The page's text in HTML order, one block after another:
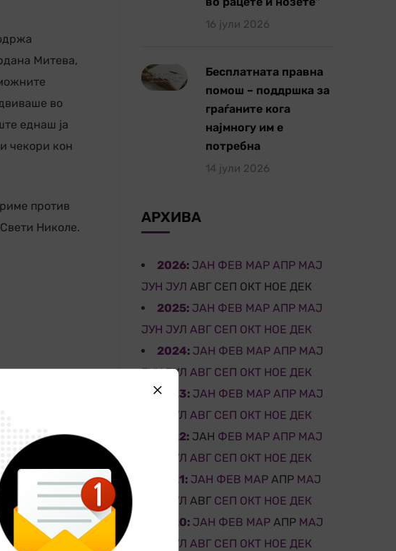
Митева,
во
еднаш ја
чекори кон
против
Николе.
16 јули 2026
Бесплатната правна
помош – поддршка за
граѓаните кога
најмногу им е
потребна
14 јули 2026
АРХИВА
2026: ЈАН ФЕВ МАР АПР МАЈ
ЈУН ЈУЛ АВГ СЕП ОКТ НОЕ ДЕК
2025: ЈАН ФЕВ МАР АПР МАЈ
ЈУН ЈУЛ АВГ СЕП ОКТ НОЕ ДЕК
2024: ЈАН ФЕВ МАР АПР МАЈ
ЈУН ЈУЛ АВГ СЕП ОКТ НОЕ ДЕК
2023: ЈАН ФЕВ МАР АПР МАЈ
ЈУЛ АВГ СЕП ОКТ НОЕ ДЕК
2022: ЈАН ФЕВ МАР АПР МАЈ
ЈУЛ АВГ СЕП ОКТ НОЕ ДЕК
2021: ЈАН ФЕВ МАР АПР МАЈ
ЈУЛ АВГ СЕП ОКТ НОЕ ДЕК
2020: ЈАН ФЕВ МАР АПР МАЈ
ЈУЛ АВГ СЕП ОКТ НОЕ ДЕК